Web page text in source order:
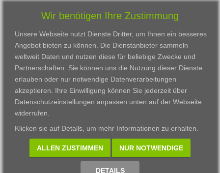
VWAK
Karriere
Links
Impressum
Datenschutzerklärung
Standorte
Darmstadt
Gießen
Kassel
Wiesbaden
Fortbildungszentrum
Bildungsangebot
Ausbildung
Wir benötigen Ihre Zustimmung
Unsere Webseite nutzt Dienste Dritter, um Ihnen ein besseres
Angebot bieten zu können. Die Dienstanbieter sammeln
weltweit Daten und nutzen diese für beliebige Zwecke und
Partnerschaften. Sie können uns die Nutzung dieser Dienste
erlauben oder nur notwendige Datenverarbeitungen
akzeptieren. Ihre Einwilligung können Sie jederzeit über
Datenschutzeinstellungen anpassen unten auf der Webseite
widerrufen.
Klicken sie auf Details, um mehr Informationen zu erhalten.
ALLEN ZUSTIMMEN NUR NOTWENDIGE
DETAILS